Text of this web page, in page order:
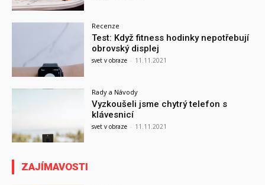
Recenze
Test: Když fitness hodinky nepotřebují
obrovský displej
svet v obraze - 11.11.2021
Rady a Návody
Vyzkoušeli jsme chytrý telefon s
klávesnicí
svet v obraze - 11.11.2021
ZAJÍMAVOSTI